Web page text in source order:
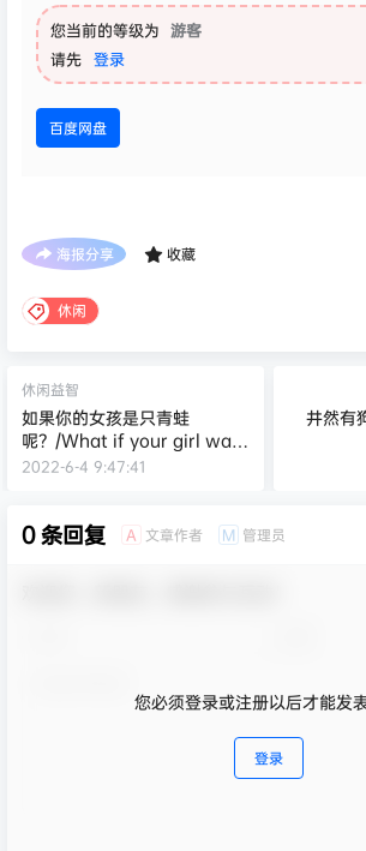
您当前的等级为 游客
请先 登录
百度网盘
海报分享 收藏
休闲
休闲益智
如果你的女孩是只青蛙
呢？/What if your girl was
a frog?
2022-6-4 9:47:41
井然有
0 条回复 A 文章作者 M 管理员
您必须登录或注册以后才能发
登录